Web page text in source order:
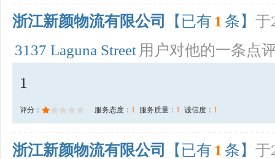
浙江新颜物流有限公司 【已有 1 条】 于
3137 Laguna Street 用户对他的一条点
1
评分： 服务态度： 1 服务质量： 1 诚信度： 1
浙江新颜物流有限公司 【已有 1 条】 于